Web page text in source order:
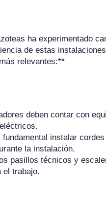
ha experimentado
de estas
relevantes:**
deben contar con
fundamental instalar
la instalación.
pasillos técnicos y
el trabajo.